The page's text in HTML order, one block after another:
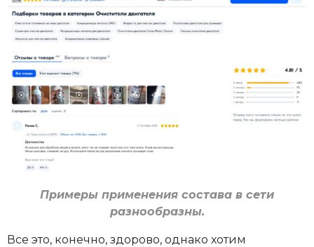
Примеры применения состава в сети
разнообразны.
Все это, конечно, здорово, однако хотим